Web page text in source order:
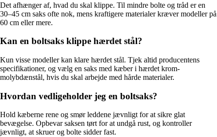
Det afhænger af, hvad du skal klippe. Til mindre bolte og tråd er en
30–45 cm saks ofte nok, mens kraftigere materialer kræver modeller på
60 cm eller mere.
Kan en boltsaks klippe hærdet stål?
Kun visse modeller kan klare hærdet stål. Tjek altid producentens
specifikationer, og vælg en saks med kæber i hærdet krom-
molybdænstål, hvis du skal arbejde med hårde materialer.
Hvordan vedligeholder jeg en boltsaks?
Hold kæberne rene og smør leddene jævnligt for at sikre glat
bevægelse. Opbevar saksen tørt for at undgå rust, og kontroller
jævnligt, at skruer og bolte sidder fast.